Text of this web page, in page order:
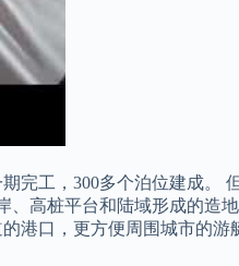
完工，300多个泊位建成。
高桩平台和陆域形成的造
港口，更方便周围城市的游